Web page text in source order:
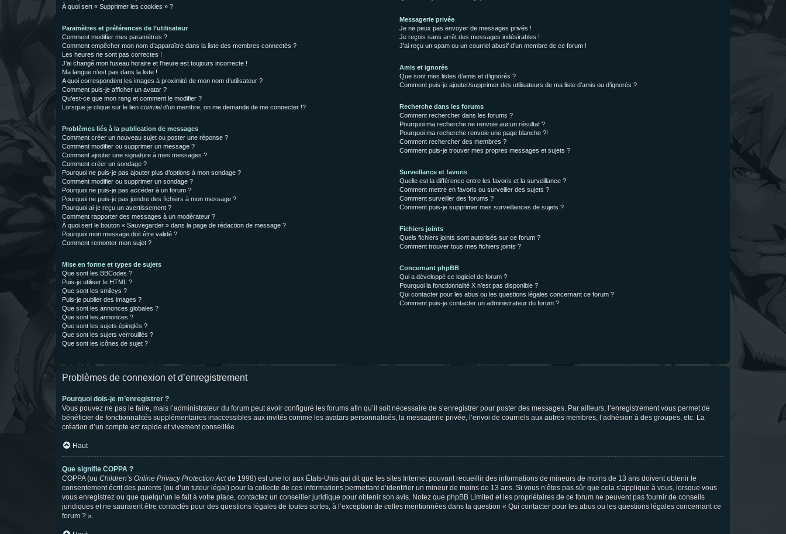
À quoi sert « Supprimer les cookies » ?
Paramètres et préférences de l’utilisateur
Comment modifier mes paramètres ?
Comment empêcher mon nom d’apparaître dans la liste des membres connectés ?
Les heures ne sont pas correctes !
J’ai changé mon fuseau horaire et l’heure est toujours incorrecte !
Ma langue n’est pas dans la liste !
A quoi correspondent les images à proximité de mon nom d’utilisateur ?
Comment puis-je afficher un avatar ?
Qu’est-ce que mon rang et comment le modifier ?
Lorsque je clique sur le lien courrield’un membre, on me demande de me connecter !?
Problèmes liés à la publication de messages
Comment créer un nouveau sujet ou poster une réponse ?
Comment modifier ou supprimer un message ?
Comment ajouter une signature à mes messages ?
Comment créer un sondage ?
Pourquoi ne puis-je pas ajouter plus d’options à mon sondage ?
Comment modifier ou supprimer un sondage ?
Pourquoi ne puis-je pas accéder à un forum ?
Pourquoi ne puis-je pas joindre des fichiers à mon message ?
Pourquoi ai-je reçu un avertissement ?
Comment rapporter des messages à un modérateur ?
À quoi sert le bouton « Sauvegarder » dans la page de rédaction de message ?
Pourquoi mon message doit être validé ?
Comment remonter mon sujet ?
Mise en forme et types de sujets
Que sont les BBCodes ?
Puis-je utiliser le HTML ?
Que sont les smileys ?
Puis-je publier des images ?
Que sont les annonces globales ?
Que sont les annonces ?
Que sont les sujets épinglés ?
Que sont les sujets verrouillés ?
Que sont les icônes de sujet ?
Messagerie privée
Je ne peux pas envoyer de messages privés !
Je reçois sans arrêt des messages indésirables !
J’ai reçu un spam ou un courriel abusif d’un membre de ce forum !
Amis et ignorés
Que sont mes listes d’amis et d’ignorés ?
Comment puis-je ajouter/supprimer des utilisateurs de ma liste d’amis ou d’ignorés ?
Recherche dans les forums
Comment rechercher dans les forums ?
Pourquoi ma recherche ne renvoie aucun résultat ?
Pourquoi ma recherche renvoie une page blanche ?!
Comment rechercher des membres ?
Comment puis-je trouver mes propres messages et sujets ?
Surveillance et favoris
Quelle est la différence entre les favoris et la surveillance ?
Comment mettre en favoris ou surveiller des sujets ?
Comment surveiller des forums ?
Comment puis-je supprimer mes surveillances de sujets ?
Fichiers joints
Quels fichiers joints sont autorisés sur ce forum ?
Comment trouver tous mes fichiers joints ?
Concernant phpBB
Qui a développé ce logiciel de forum ?
Pourquoi la fonctionnalité X n’est pas disponible ?
Qui contacter pour les abus ou les questions légales concernant ce forum ?
Comment puis-je contacter un administrateur du forum ?
Problèmes de connexion et d’enregistrement
Pourquoi dois-je m’enregistrer ?
Vous pouvez ne pas le faire, mais l’administrateur du forum peut avoir configuré les forums afin qu’il soit nécessaire de s’enregistrer pour poster des messages. Par ailleurs, l’enregistrement vous permet de
bénéficier de fonctionnalités supplémentaires inaccessibles aux invités comme les avatars personnalisés, la messagerie privée, l’envoi de courriels aux autres membres, l’adhésion à des groupes, etc. La
création d’un compte est rapide et vivement conseillée.
Haut
Que signifie COPPA ?
COPPA (ou Children’s Online Privacy Protection Actde 1998) est une loi aux États-Unis qui dit que les sites Internet pouvant recueillir des informations de mineurs de moins de 13 ans doivent obtenir le
consentement écrit des parents (ou d’un tuteur légal) pour la collecte de ces informations permettant d’identifier un mineur de moins de 13 ans. Si vous n’êtes pas sûr que cela s’applique à vous, lorsque vous
vous enregistrez ou que quelqu’un le fait à votre place, contactez un conseiller juridique pour obtenir son avis. Notez que phpBB Limited et les propriétaires de ce forum ne peuvent pas fournir de conseils
juridiques et ne sauraient être contactés pour des questions légales de toutes sortes, à l’exception de celles mentionnées dans la question « Qui contacter pour les abus ou les questions légales concernant ce
forum ? ».